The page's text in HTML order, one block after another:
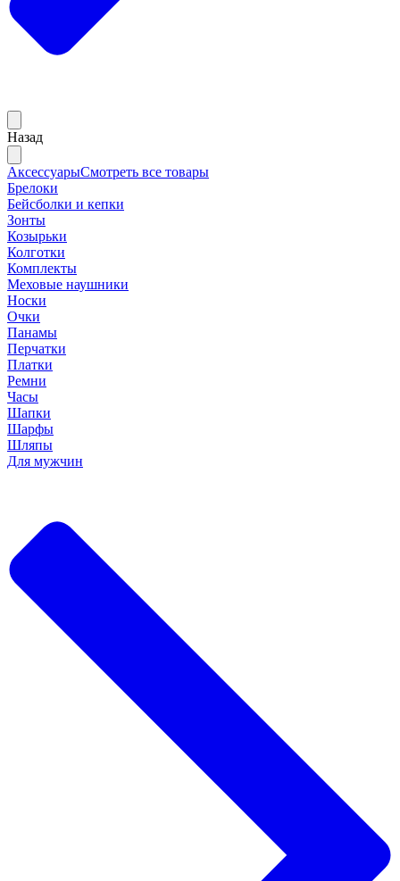
Назад
АксессуарыСмотреть все товары
Брелоки
Бейсболки и кепки
Зонты
Козырьки
Колготки
Комплекты
Меховые наушники
Носки
Очки
Панамы
Перчатки
Платки
Ремни
Часы
Шапки
Шарфы
Шляпы
Для мужчин